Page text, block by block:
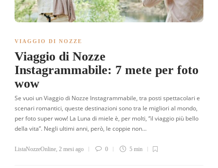
VIAGGIO DI NOZZE
Viaggio di Nozze
Instagrammabile: 7 mete per foto
wow
Se vuoi un Viaggio di Nozze Instagrammabile, tra posti spettacolari e
scenari romantici, queste destinazioni sono tra le migliori al mondo,
per foto super wow! La Luna di miele è, per molti, “il viaggio più bello
della vita”. Negli ultimi anni, però, le coppie non…
ListaNozzeOnline 2 mesi ago 0 5 min